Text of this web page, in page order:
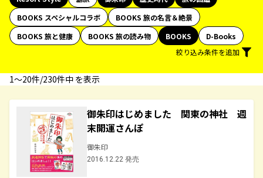
BOOKS スペシャルコラボ
BOOKS 旅の名言＆絶景
BOOKS 旅と健康
BOOKS 旅の読み物 BOOKS
D-Books
絞り込み条件を追加
1〜20件/230件中 を表示
御朱印はじめました 関東の神社 週
末開運さんぽ
御朱印
2016.12.22 発売